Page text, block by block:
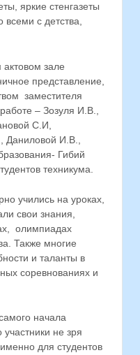
яркие стенгазеты
с детства,
зале
представление,
заместителя
– Зозуля И.В.,
С.И,
Даниловой И.В.,
Гибий
техникума.
учились на уроках,
свои знания,
олимпиадах
Также многие
и таланты в
соревнованиях и
начала
участники не зря
для студентов